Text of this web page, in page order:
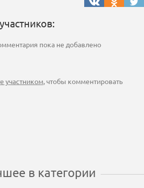
пока не добавлено
участником, чтобы комментировать
в категории